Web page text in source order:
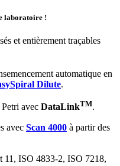
laboratoire !
et entièrement traçables
automatique en
Dilute.
Petri avec DataLinkTM.
avec Scan 4000 à partir des
11, ISO 4833-2, ISO 7218,